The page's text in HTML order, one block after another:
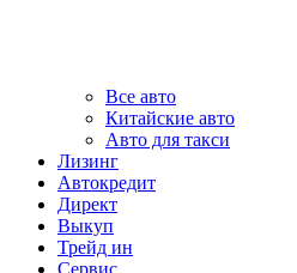
Все авто
Китайские авто
Авто для такси
Лизинг
Автокредит
Директ
Выкуп
Трейд ин
Сервис